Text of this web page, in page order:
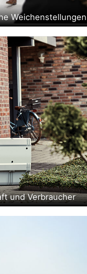
Weichenstellungen
und Verbraucher